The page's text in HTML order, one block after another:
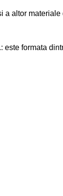
altor
formata